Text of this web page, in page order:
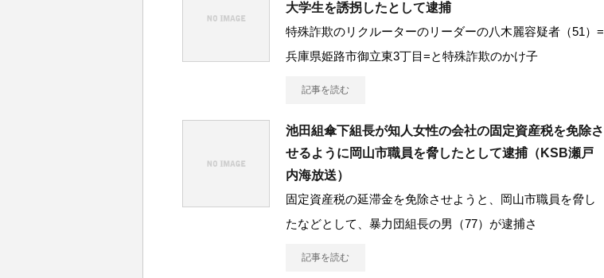
大学生を誘拐したとして逮捕
特殊詐欺のリクルーターのリーダーの八木麗容疑者（51）=
兵庫県姫路市御立東3丁目=と特殊詐欺のかけ子
記事を読む
池田組傘下組長が知人女性の会社の固定資産税を免除さ
せるように岡山市職員を脅したとして逮捕（KSB瀬戸
内海放送）
固定資産税の延滞金を免除させようと、岡山市職員を脅し
たなどとして、暴力団組長の男（77）が逮捕さ
記事を読む